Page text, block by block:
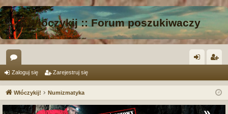
Włóczykij :: Forum poszukiwaczy
or
a og ej
Zaloguj się Zarejestruj się
Włóczykij! Numizmatyka